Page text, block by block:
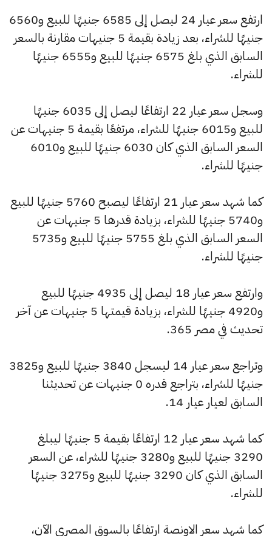
ارتفع سعر عيار 24 ليصل إلى 6585 جنيهًا للبيع و6560
جنيهًا للشراء، بعد زيادة بقيمة 5 جنيهات مقارنة بالسعر
السابق الذي بلغ 6575 جنيهًا للبيع و6555 جنيهًا
للشراء.
وسجل سعر عيار 22 ارتفاعًا ليصل إلى 6035 جنيهًا
للبيع و6015 جنيهًا للشراء، مرتفعًا بقيمة 5 جنيهات عن
السعر السابق الذي كان 6030 جنيهًا للبيع و6010
جنيهًا للشراء.
كما شهد سعر عيار 21 ارتفاعًا ليصبح 5760 جنيهًا للبيع
و5740 جنيهًا للشراء، بزيادة قدرها 5 جنيهات عن
السعر السابق الذي بلغ 5755 جنيهًا للبيع و5735
جنيهًا للشراء.
وارتفع سعر عيار 18 ليصل إلى 4935 جنيهًا للبيع
و4920 جنيهًا للشراء، بزيادة قيمتها 5 جنيهات عن آخر
تحديث في مصر 365.
وتراجع سعر عيار 14 ليسجل 3840 جنيهًا للبيع و3825
جنيهًا للشراء، بتراجع قدره 0 جنيهات عن تحديثنا
السابق لعيار عيار 14.
كما شهد سعر عيار 12 ارتفاعًا بقيمة 5 جنيهًا ليبلغ
3290 جنيهًا للبيع و3280 جنيهًا للشراء، عن السعر
السابق الذي كان 3290 جنيهًا للبيع و3275 جنيهًا
للشراء.
كما شهد سعر الاونصة ارتفاعًا بالسوق المصري الآن،